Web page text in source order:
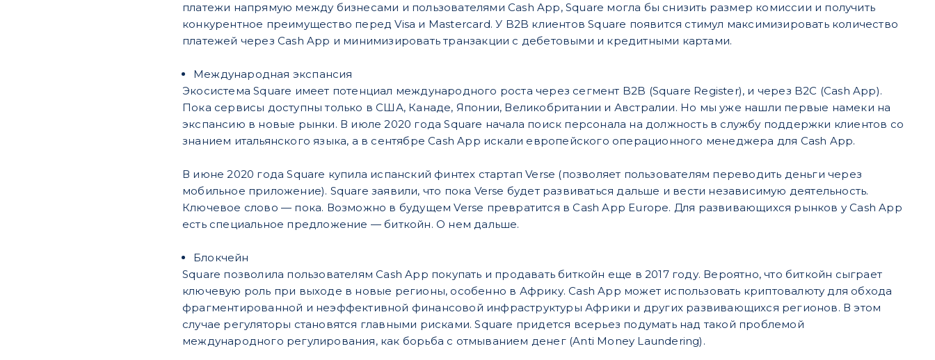
платежи напрямую между бизнесами и пользователями Cash App, Square могла бы снизить размер комиссии и получить
конкурентное преимущество перед Visa и Mastercard. У B2B клиентов Square появится стимул максимизировать количество
платежей через Cash App и минимизировать транзакции с дебетовыми и кредитными картами.
Международная экспансия
Экосистема Square имеет потенциал международного роста через сегмент B2B (Square Register), и через B2C (Cash App).
Пока сервисы доступны только в США, Канаде, Японии, Великобритании и Австралии. Но мы уже нашли первые намеки на
экспансию в новые рынки. В июле 2020 года Square начала поиск персонала на должность в службу поддержки клиентов со
знанием итальянского языка, а в сентябре Cash App искали ​европейского операционного менеджера для Cash App​.
В июне 2020 года Square купила испанский финтех стартап Verse​ (позволяет пользователям переводить деньги через
мобильное приложение). Square ​заявили​, что пока Verse будет развиваться дальше и вести независимую деятельность.
Ключевое слово — пока. Возможно в будущем Verse превратится в Cash App Europe. Для развивающихся рынков у Cash App
есть специальное предложение — биткойн. О нем дальше.
Блокчейн
Square позволила пользователям Cash App покупать и продавать биткойн еще в ​2017 году​. Вероятно, что биткойн сыграет
ключевую роль при выходе в новые регионы, особенно в Африку. Cash App может использовать криптовалюту для обхода
фрагментированной и неэффективной финансовой инфраструктуры Африки и других развивающихся регионов. В этом
случае регуляторы становятся главными рисками. Square придется всерьез подумать над такой проблемой
международного регулирования, как борьба с отмыванием денег (​Anti Money Laundering​).